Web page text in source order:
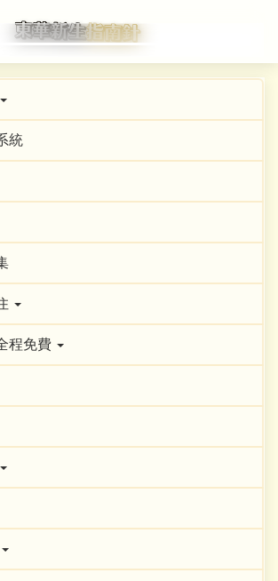
統
程免費